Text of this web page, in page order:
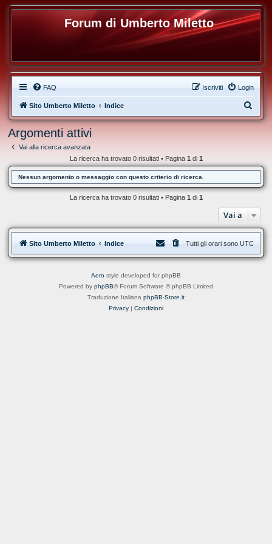
Forum di Umberto Miletto
FAQ Login
Iscriviti
Sito Umberto Miletto Indice
e
a
Argomenti attivi
Vai alla ricerca avanzata
La ricerca ha trovato 0 risultati • Pagina 1 di 1
Nessun argomento o messaggio con questo criterio di ricerca.
La ricerca ha trovato 0 risultati • Pagina 1 di 1
Vai a
Sito Umberto Miletto Indice Tutti gli orari sono UTC
Aero style developed for phpBB
Powered by phpBB® Forum Software © phpBB Limited
Traduzione Italiana phpBB-Store.it
Privacy | Condizioni